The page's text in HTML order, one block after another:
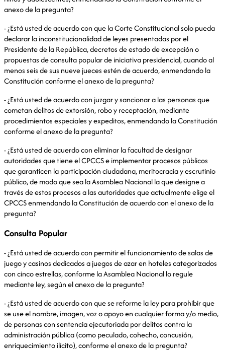
anexo de la pregunta?
- ¿Está usted de acuerdo con que la Corte Constitucional solo pueda
declarar la inconstitucionalidad de leyes presentadas por el
Presidente de la República, decretos de estado de excepción o
propuestas de consulta popular de iniciativa presidencial, cuando al
menos seis de sus nueve jueces estén de acuerdo, enmendando la
Constitución conforme el anexo de la pregunta?
- ¿Está usted de acuerdo con juzgar y sancionar a las personas que
cometan delitos de extorsión, robo y receptación, mediante
procedimientos especiales y expeditos, enmendando la Constitución
conforme el anexo de la pregunta?
- ¿Está usted de acuerdo con eliminar la facultad de designar
autoridades que tiene el CPCCS e implementar procesos públicos
que garanticen la participación ciudadana, meritocracia y escrutinio
público, de modo que sea la Asamblea Nacional la que designe a
través de estos procesos a las autoridades que actualmente elige el
CPCCS enmendando la Constitución de acuerdo con el anexo de la
pregunta?
Consulta Popular
- ¿Está usted de acuerdo con permitir el funcionamiento de salas de
juego y casinos dedicados a juegos de azar en hoteles categorizados
con cinco estrellas, conforme la Asamblea Nacional lo regule
mediante ley, según el anexo de la pregunta?
- ¿Está usted de acuerdo con que se reforme la ley para prohibir que
se use el nombre, imagen, voz o apoyo en cualquier forma y/o medio,
de personas con sentencia ejecutoriada por delitos contra la
administración pública (como peculado, cohecho, concusión,
enriquecimiento ilícito), conforme el anexo de la pregunta?